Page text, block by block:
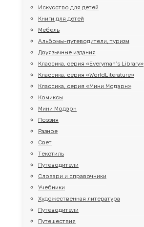
Искусство для детей
Книги для детей
Мебель
Альбомы-путеводители, туризм
Двуязычные издания
Классика, серия «Everyman’s Library»
Классика, серия «WorldLiterature»
Классика, серия «Мини Модэрн»
Комиксы
Мини Модэрн
Поэзия
Разное
Свет
Текстиль
Путеводители
Словари и справочники
Учебники
Художественная литература
Путеводители
Путешествия